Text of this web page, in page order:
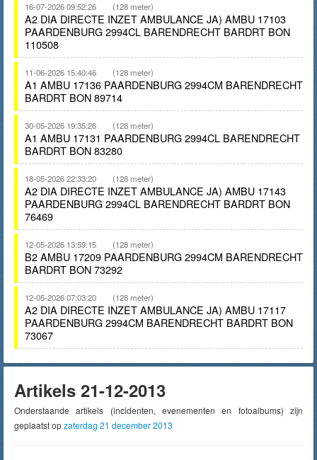
16-07-2026 09:52:26 (128 meter)
A2 DIA DIRECTE INZET AMBULANCE JA) AMBU 17103
PAARDENBURG 2994CL BARENDRECHT BARDRT BON
110508
11-06-2026 15:40:46 (128 meter)
A1 AMBU 17136 PAARDENBURG 2994CM BARENDRECHT
BARDRT BON 89714
30-05-2026 19:35:26 (128 meter)
A1 AMBU 17131 PAARDENBURG 2994CL BARENDRECHT
BARDRT BON 83280
18-05-2026 22:33:20 (128 meter)
A2 DIA DIRECTE INZET AMBULANCE JA) AMBU 17143
PAARDENBURG 2994CL BARENDRECHT BARDRT BON
76469
12-05-2026 13:59:15 (128 meter)
B2 AMBU 17209 PAARDENBURG 2994CM BARENDRECHT
BARDRT BON 73292
12-05-2026 07:03:20 (128 meter)
A2 DIA DIRECTE INZET AMBULANCE JA) AMBU 17117
PAARDENBURG 2994CM BARENDRECHT BARDRT BON
73067
Artikels 21-12-2013
Onderstaande artikels (incidenten, evenementen en fotoalbums) zijn
geplaatst opzaterdag 21 december 2013